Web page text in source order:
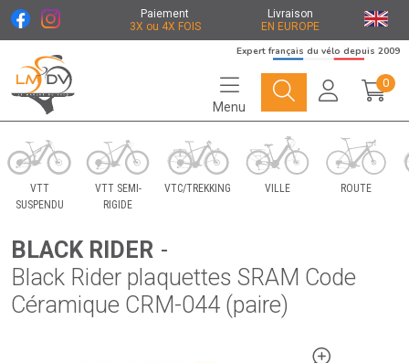
Paiement
3X ou 4X FOIS
Livraison
EN EUROPE
Le Marché du Vélo Votre distributeurs de vélo
Expert français du vélo depuis 2009
Menu
0
VTT
SUSPENDU
VTT SEMI-
RIGIDE
VTC/TREKKING VILLE ROUTE
BLACK RIDER -
Black Rider plaquettes SRAM Code
Céramique CRM-044 (paire)